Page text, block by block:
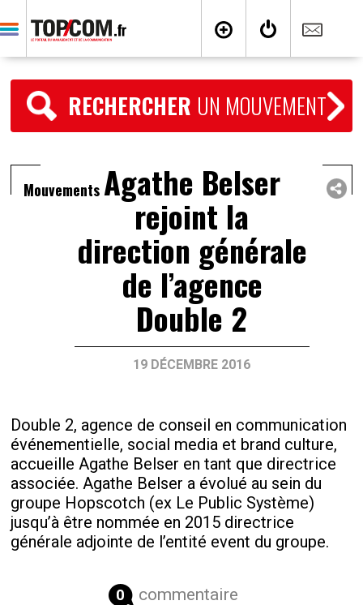
RECHERCHER UN MOUVEMENT
Mouvements Agathe Belser
rejoint la
direction générale
de l’agence
Double 2
19 DÉCEMBRE 2016
Double 2, agence de conseil en communication
événementielle, social media et brand culture,
accueille Agathe Belser en tant que directrice
associée. Agathe Belser a évolué au sein du
groupe Hopscotch (ex Le Public Système)
jusqu’à être nommée en 2015 directrice
générale adjointe de l’entité event du groupe.
0 commentaire